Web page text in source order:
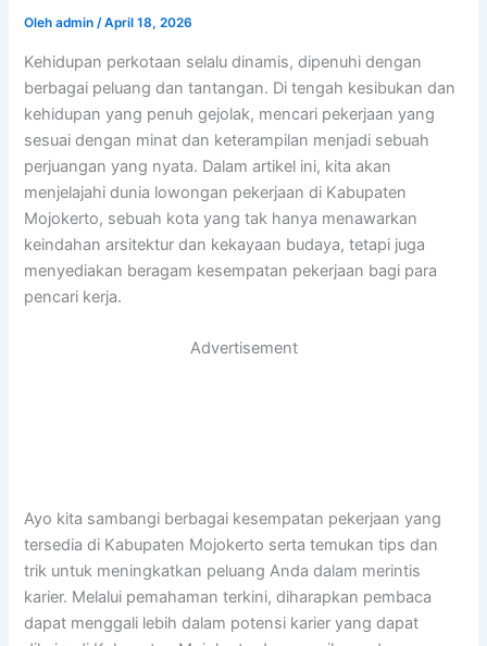
Olehadmin/April 18, 2026
Kehidupan perkotaan selalu dinamis, dipenuhi dengan
berbagai peluang dan tantangan. Di tengah kesibukan dan
kehidupan yang penuh gejolak, mencari pekerjaan yang
sesuai dengan minat dan keterampilan menjadi sebuah
perjuangan yang nyata. Dalam artikel ini, kita akan
menjelajahi dunia lowongan pekerjaan di Kabupaten
Mojokerto, sebuah kota yang tak hanya menawarkan
keindahan arsitektur dan kekayaan budaya, tetapi juga
menyediakan beragam kesempatan pekerjaan bagi para
pencari kerja.
Advertisement
Ayo kita sambangi berbagai kesempatan pekerjaan yang
tersedia di Kabupaten Mojokerto serta temukan tips dan
trik untuk meningkatkan peluang Anda dalam merintis
karier. Melalui pemahaman terkini, diharapkan pembaca
dapat menggali lebih dalam potensi karier yang dapat